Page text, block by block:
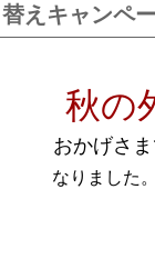
えキャンペ
秋の
おかげさ
なりました